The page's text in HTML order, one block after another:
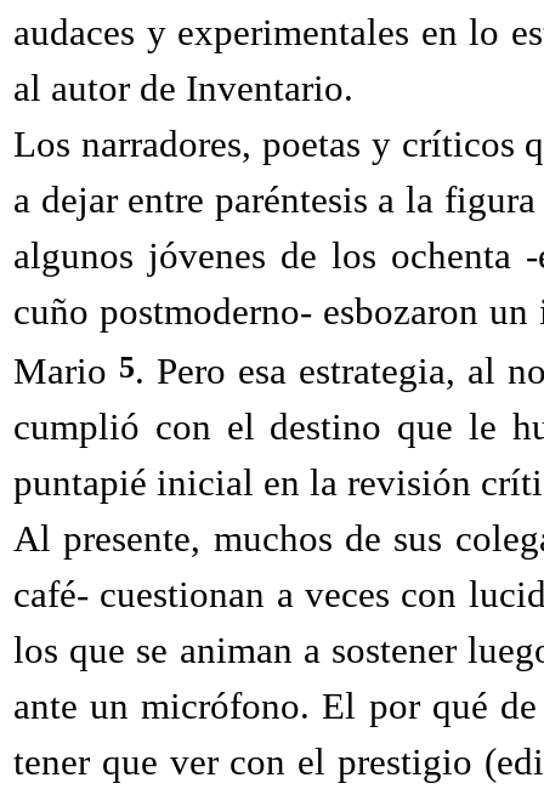
audaces y experimentales en lo
al autor de Inventario.
Los narradores, poetas y críticos
a dejar entre paréntesis a la
algunos jóvenes de los ochenta
cuño postmoderno- esbozaron
Mario 5. Pero esa estrategia, al
cumplió con el destino que le
puntapié inicial en la revisión
Al presente, muchos de sus
café- cuestionan a veces con
los que se animan a sostener
ante un micrófono. El por qué
tener que ver con el prestigio